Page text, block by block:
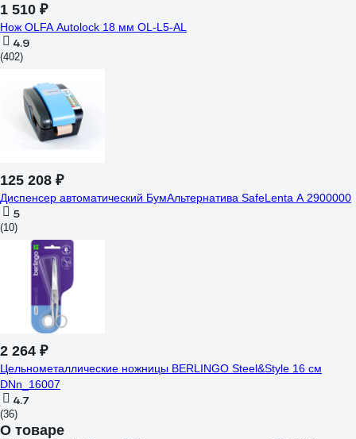
1 510 ₽
Нож OLFA Autolock 18 мм OL-L5-AL
4.9
(402)
125 208 ₽
Диспенсер автоматический БумАльтернатива SafeLenta А 2900000
5
(10)
2 264 ₽
Цельнометаллические ножницы BERLINGO Steel&Style 16 см
DNn_16007
4.7
(36)
О товаре